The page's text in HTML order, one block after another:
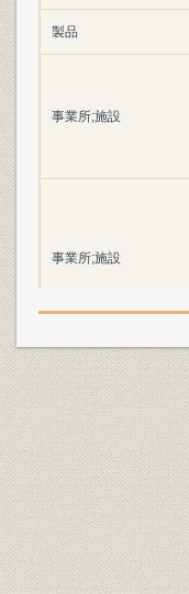
製品
事業所;施設
事業所;施設
事業所;施設
事業所;施設